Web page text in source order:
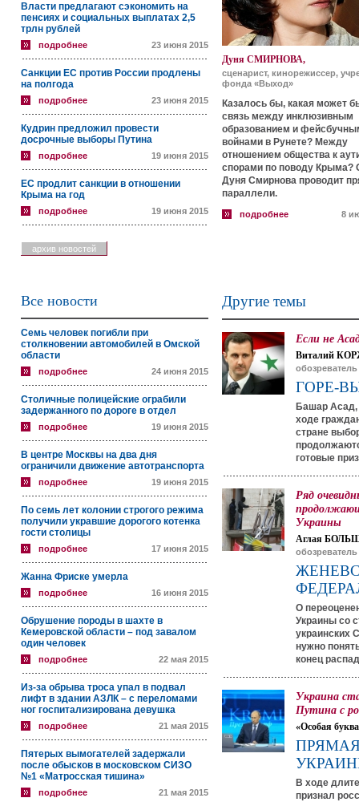
Власти предлагают сэкономить на
пенсиях и социальных выплатах 2,5
трлн рублей
подробнее 23 июня 2015
Санкции ЕС против России продлены
на полгода
подробнее 23 июня 2015
Кудрин предложил провести
досрочные выборы Путина
подробнее 19 июня 2015
ЕС продлит санкции в отношении
Крыма на год
подробнее 19 июня 2015
архив новостей
Дуня СМИРНОВА,
сценарист, кинорежиссер,
фонда «Выход»
Казалось бы, какая может
связь между инклюзивным
образованием и
войнами в Рунете? Между
отношением общества к
спорами по поводу Крыма?
Дуня Смирнова проводит
параллели.
подробнее 8
Все новости
Семь человек погибли при
столкновении автомобилей в Омской
области
подробнее 24 июня 2015
Столичные полицейские ограбили
задержанного по дороге в отдел
подробнее 19 июня 2015
В центре Москвы на два дня
ограничили движение автотранспорта
подробнее 19 июня 2015
По семь лет колонии строгого режима
получили укравшие дорогого котенка
гости столицы
подробнее 17 июня 2015
Жанна Фриске умерла
подробнее 16 июня 2015
Обрушение породы в шахте в
Кемеровской области – под завалом
один человек
подробнее 22 мая 2015
Из-за обрыва троса упал в подвал
лифт в здании АЗЛК – с переломами
ног госпитализирована девушка
подробнее 21 мая 2015
Пятерых вымогателей задержали
после обысков в московском СИЗО
№1 «Матросская тишина»
подробнее 21 мая 2015
Другие темы
Если не
Виталий
ГОРЕ-
Башар Асад,
ходе
стране
готовые
Ряд
Украины
Аглая
О
Украины со
украинских
нужно
конец
Украина
Путина с
«Особая
В ходе
признал